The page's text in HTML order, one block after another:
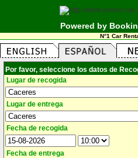
Powered by
N°1 Car
Por favor, seleccione los datos de
Lugar de recogida
Lugar de entrega
Fecha de recogida
Fecha de entrega